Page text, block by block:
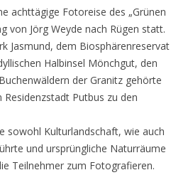
achttägige Fotoreise des „Grünen
von Jörg Weyde nach Rügen statt.
Jasmund, dem Biosphärenreservat
Halbinsel Mönchgut, den
der Granitz gehörte
Putbus zu den
sowohl Kulturlandschaft, wie auch
und ursprüngliche Naturräume
Teilnehmer zum Fotografieren.